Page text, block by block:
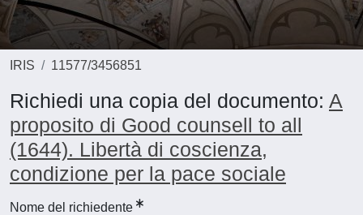
IRIS 11577/3456851
Richiedi una copia del documento: A
proposito di Good counsell to all
(1644). Libertà di coscienza,
condizione per la pace sociale
Nome del richiedente